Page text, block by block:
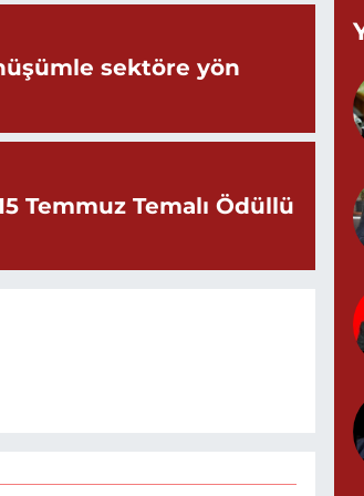
sektöre yön
Temmuz Temalı Ödüllü